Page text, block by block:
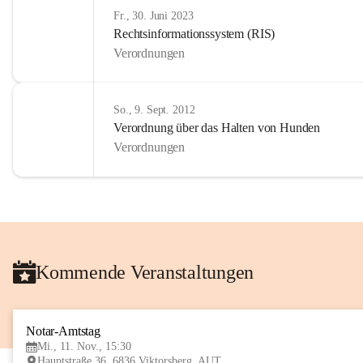
Fr., 30. Juni 2023
Rechtsinformationssystem (RIS)
Verordnungen
So., 9. Sept. 2012
Verordnung über das Halten von Hunden
Verordnungen
Kommende Veranstaltungen
Notar-Amtstag
Mi., 11. Nov., 15:30